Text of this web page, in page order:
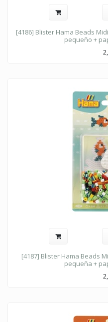
[4186] Blister Hama Beads
pequeño +
[4187] Blister Hama Beads
pequeña +